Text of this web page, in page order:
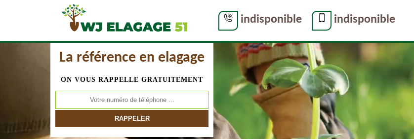
indisponible indisponible
La référence en elagage
ON VOUS RAPPELLE GRATUITEMENT